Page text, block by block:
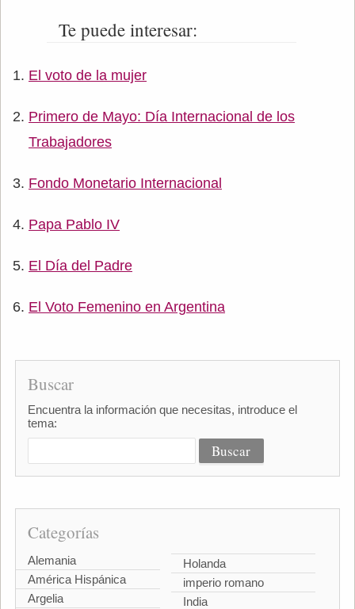
Te puede interesar:
El voto de la mujer
Primero de Mayo: Día Internacional de los
Trabajadores
Fondo Monetario Internacional
Papa Pablo IV
El Día del Padre
El Voto Femenino en Argentina
Buscar
Encuentra la información que necesitas, introduce el
tema:
Categorías
Alemania
América Hispánica
Argelia
Holanda
imperio romano
India